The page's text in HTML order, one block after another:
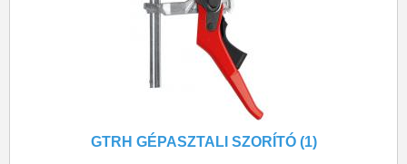
GTRH GÉPASZTALI SZORÍTÓ (1)